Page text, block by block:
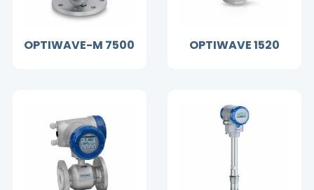
OPTIWAVE-M 7500 OPTIWAVE 1520